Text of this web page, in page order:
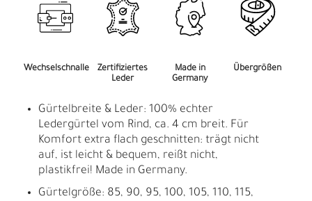
Wechselschnalle
Zertifiziertes
Leder
Made in
Germany
Übergrößen
Gürtelbreite & Leder: 100% echter
Ledergürtel vom Rind, ca. 4 cm breit. Für
Komfort extra flach geschnitten: trägt nicht
auf, ist leicht & bequem, reißt nicht,
plastikfrei! Made in Germany.
Gürtelgröße: 85, 90, 95, 100, 105, 110, 115,